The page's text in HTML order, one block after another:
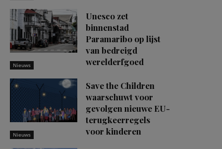
Nieuws
Unesco zet
binnenstad
Paramaribo op lijst
van bedreigd
werelderfgoed
Nieuws
Save the Children
waarschuwt voor
gevolgen nieuwe EU-
terugkeerregels
voor kinderen